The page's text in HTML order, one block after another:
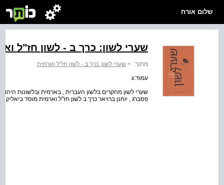
שלום אורח
שערי לשון: כרך ב - לשון חז"ל
מתוך: > שערי לשון: כרך ב - לשון חז"ל וארמית
עמוד:ג
שערי לשון מחקרים בלשון העברית , בארמית ובלשונות
פסברג , יוחנן ברויאר כרך ב לשון חז"ל וארמית מוסד ביאליק